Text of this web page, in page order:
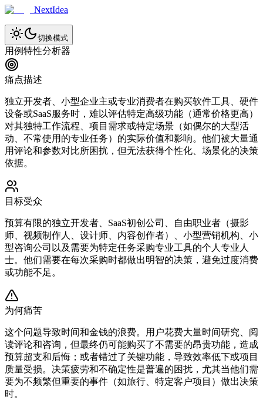
NextIdea
切换模式
用例特性分析器
痛点描述
独立开发者、小型企业主或专业消费者在购买软件工具、硬件
设备或SaaS服务时，难以评估特定高级功能（通常价格更高）
对其独特工作流程、项目需求或特定场景（如偶尔的大型活
动、不常使用的专业任务）的实际价值和影响。他们被大量通
用评论和参数对比所困扰，但无法获得个性化、场景化的决策
依据。
目标受众
预算有限的独立开发者、SaaS初创公司、自由职业者（摄影
师、视频制作人、设计师、内容创作者）、小型营销机构、小
型咨询公司以及需要为特定任务采购专业工具的个人专业人
士。他们需要在每次采购时都做出明智的决策，避免过度消费
或功能不足。
为何痛苦
这个问题导致时间和金钱的浪费。用户花费大量时间研究、阅
读评论和咨询，但最终仍可能购买了不需要的昂贵功能，造成
预算超支和后悔；或者错过了关键功能，导致效率低下或项目
质量受损。决策疲劳和不确定性是普遍的困扰，尤其当他们需
要为不频繁但重要的事件（如旅行、特定客户项目）做出决策
时。